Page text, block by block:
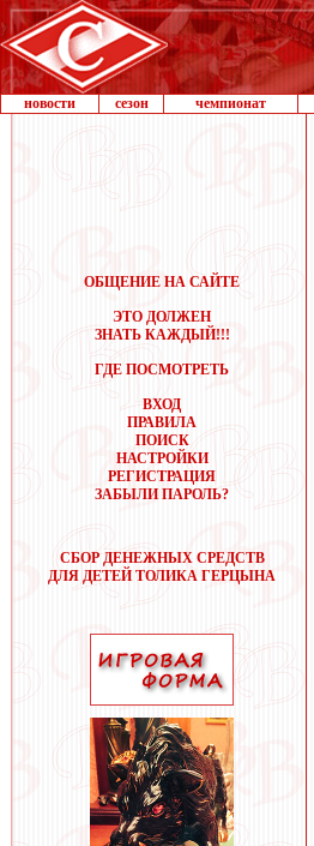
новости сезон чемпионат
ОБЩЕНИЕ НА САЙТЕ
ЭТО ДОЛЖЕН
ЗНАТЬ КАЖДЫЙ!!!
ГДЕ ПОСМОТРЕТЬ
ВХОД
ПРАВИЛА
ПОИСК
НАСТРОЙКИ
РЕГИСТРАЦИЯ
ЗАБЫЛИ ПАРОЛЬ?
СБОР ДЕНЕЖНЫХ СРЕДСТВ
ДЛЯ ДЕТЕЙ ТОЛИКА ГЕРЦЫНА